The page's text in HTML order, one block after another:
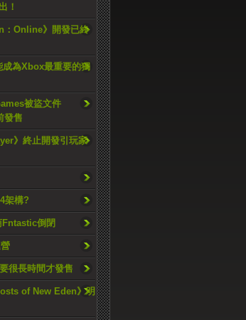
！
：Online》開發已終
為Xbox最重要的獨
被盜文件
發售
》終止開發引玩家
架構?
Fntastic倒閉
很長時間才發售
of New Eden》明